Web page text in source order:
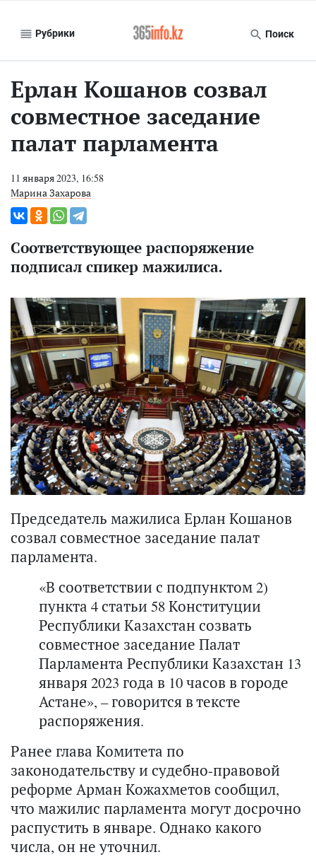
Рубрики Поиск
Ерлан Кошанов созвал
совместное заседание
палат парламента
11 января 2023, 16:58
Марина Захарова
Соответствующее распоряжение
подписал спикер мажилиса.
Председатель мажилиса Ерлан Кошанов
созвал совместное заседание палат
парламента.
«В соответствии с подпунктом 2)
пункта 4 статьи 58 Конституции
Республики Казахстан созвать
совместное заседание Палат
Парламента Республики Казахстан 13
января 2023 года в 10 часов в городе
Астане», – говорится в тексте
распоряжения.
Ранее глава Комитета по
законодательству и судебно-правовой
реформе Арман Кожахметов сообщил,
что мажилис парламента могут досрочно
распустить в январе. Однако какого
числа, он не уточнил.